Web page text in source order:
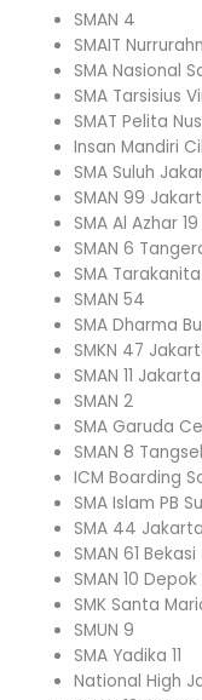
SMAN 4
SMAIT
SMA Nasional
SMA Tarsisius
SMAT Pelita
Insan Mandiri
SMA Suluh
SMAN 99
SMA Al Azhar
SMAN 6
SMA Tarakanita
SMAN 54
SMA Dharma
SMKN 47
SMAN 11 Jakarta
SMAN 2
SMA Garuda
SMAN 8 Tangsel
ICM Boarding
SMA Islam PB
SMA 44 Jakarta
SMAN 61 Bekasi
SMAN 10 Depok
SMK Santa
SMUN 9
SMA Yadika 11
National High